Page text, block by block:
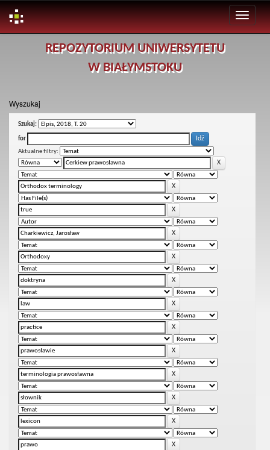
REPOZYTORIUM UNIWERSYTETU
W BIAŁYMSTOKU
Wyszukaj
Szukaj:
for
Aktualne filtry: